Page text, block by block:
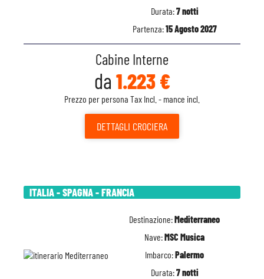
Durata:7 notti
Partenza:15 Agosto 2027
Cabine Interne
da 1.223 €
Prezzo per persona Tax Incl. - mance incl.
DETTAGLI CROCIERA
ITALIA - SPAGNA - FRANCIA
Destinazione:Mediterraneo
Nave:MSC Musica
Imbarco:Palermo
Durata:7 notti